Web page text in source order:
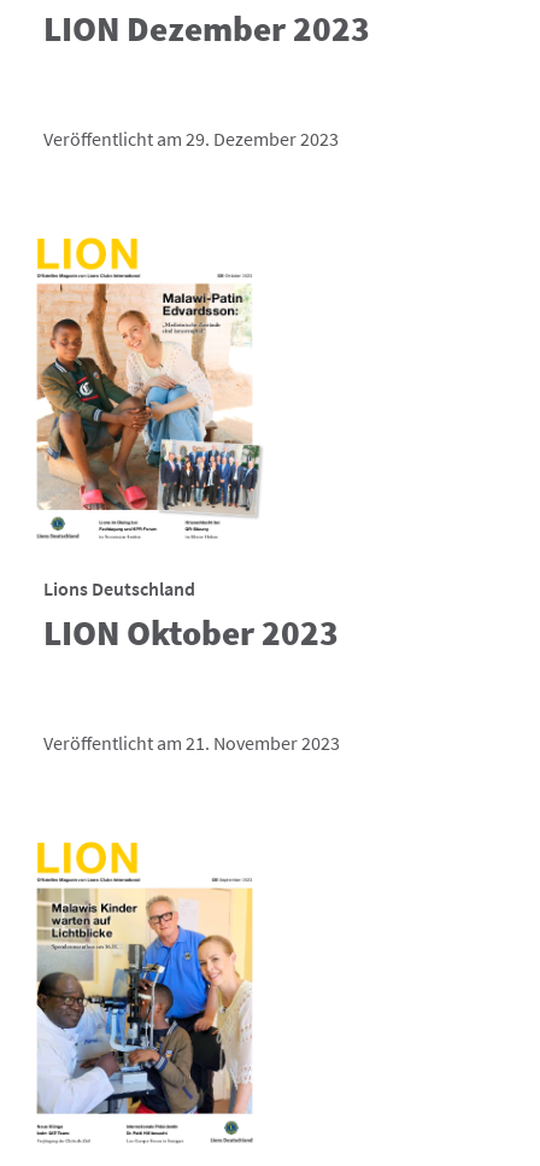
LION Dezember 2023
Veröffentlicht am 29. Dezember 2023
Lions Deutschland
LION Oktober 2023
Veröffentlicht am 21. November 2023